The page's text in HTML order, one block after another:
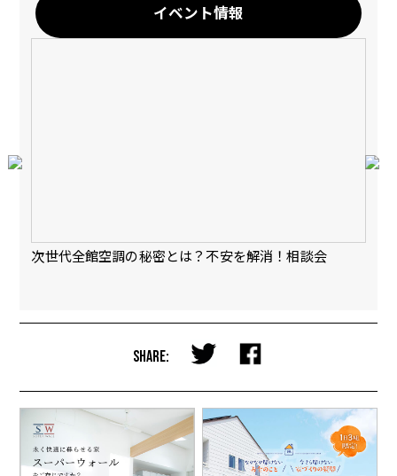
イベント情報
次世代全館空調の秘密とは？不安を解消！相談会
SHARE: